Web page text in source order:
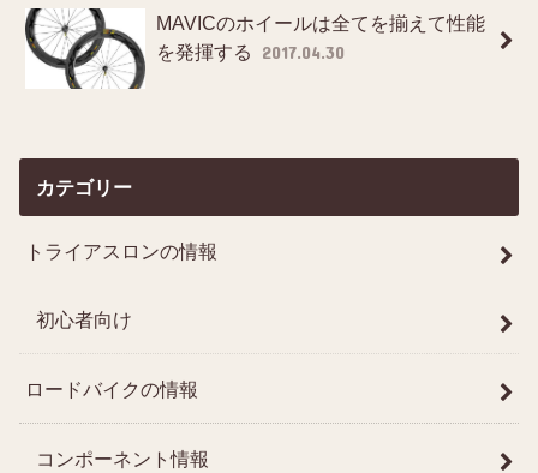
MAVICのホイールは全てを揃えて性能
を発揮する
2017.04.30
カテゴリー
トライアスロンの情報
初心者向け
ロードバイクの情報
コンポーネント情報